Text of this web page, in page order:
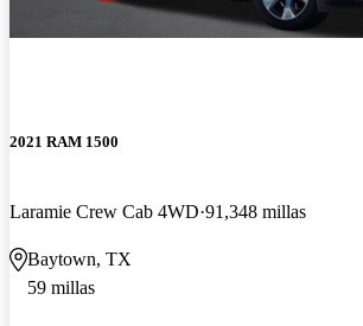
2021 RAM 1500
Laramie Crew Cab 4WD 91,348 millas
Baytown, TX
59 millas